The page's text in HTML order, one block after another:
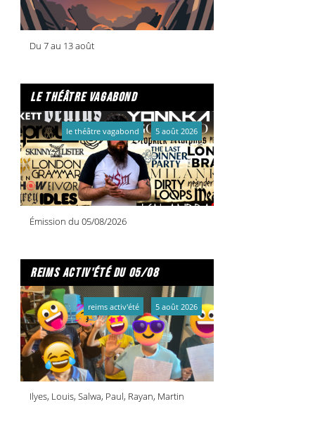
Suippes :Vendredi 25 octobre Soudron :
28 octobreMontmirail :Mardi 29 octobre
Jeudi 31 octobre
Plus d'infos : ICI !
Du 7 au 13 août
le théâtre vagabond
Émission du 05/08/2026
le théâtre vagabond 5 août 2026
reims activ'été du 05/08
Ilyes, Louis, Salwa, Paul, Rayan, Martin
reims activ'été 5 août 2026